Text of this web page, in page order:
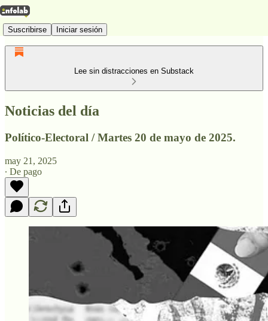
Suscribirse Iniciar sesión
Lee sin distracciones en Substack
Noticias del día
Político-Electoral / Martes 20 de mayo de 2025.
may 21, 2025
∙ De pago